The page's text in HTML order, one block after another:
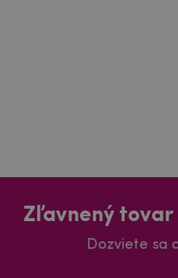
Zľavnený tovar
Dozviete sa